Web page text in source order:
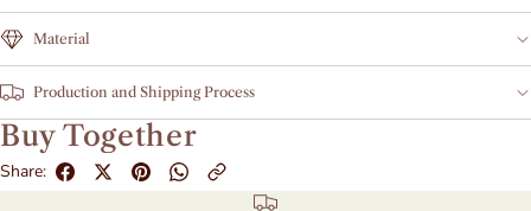
Material
Production and Shipping Process
Buy Together
Share: